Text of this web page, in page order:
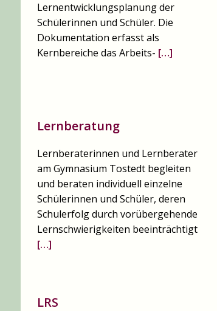
Lernentwicklungsplanung der
Schülerinnen und Schüler. Die
Dokumentation erfasst als
Kernbereiche das Arbeits- […]
Lernberatung
Lernberaterinnen und Lernberater
am Gymnasium Tostedt begleiten
und beraten individuell einzelne
Schülerinnen und Schüler, deren
Schulerfolg durch vorübergehende
Lernschwierigkeiten beein­trächtigt
[…]
LRS